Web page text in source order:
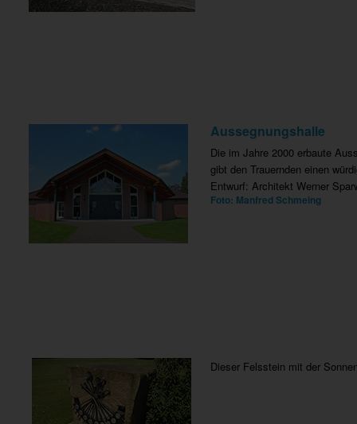
Aussegnungshalle
Die im Jahre 2000 erbaute
gibt den Trauernden einen
Entwurf: Architekt Werner
Foto: Manfred Schmeing
Dieser Felsstein mit der